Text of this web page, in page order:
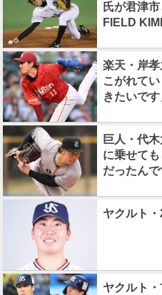
氏が君津
FIELD
楽天・岸
こがれて
きたいで
巨人・代
に乗せて
だったん
ヤクルト
ヤクルト